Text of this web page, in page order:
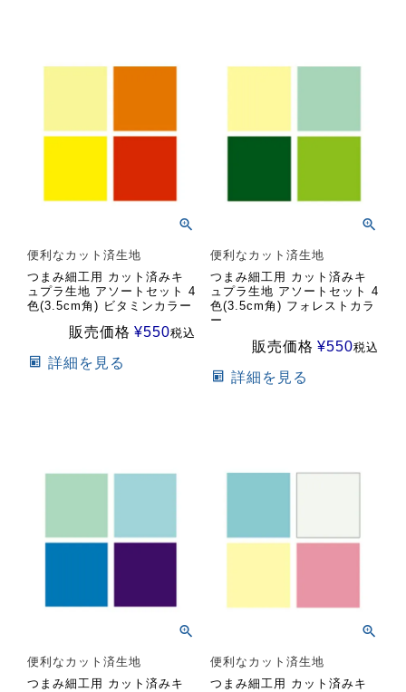
便利なカット済生地
つまみ細工用 カット済みキ
ュプラ生地 アソートセット 4
色(3.5cm角) ビタミンカラー
販売価格 ¥550税込
詳細を見る
便利なカット済生地
つまみ細工用 カット済みキ
ュプラ生地 アソートセット 4
色(3.5cm角) フォレストカラ
ー
販売価格 ¥550税込
詳細を見る
便利なカット済生地
つまみ細工用 カット済みキ
便利なカット済生地
つまみ細工用 カット済みキ